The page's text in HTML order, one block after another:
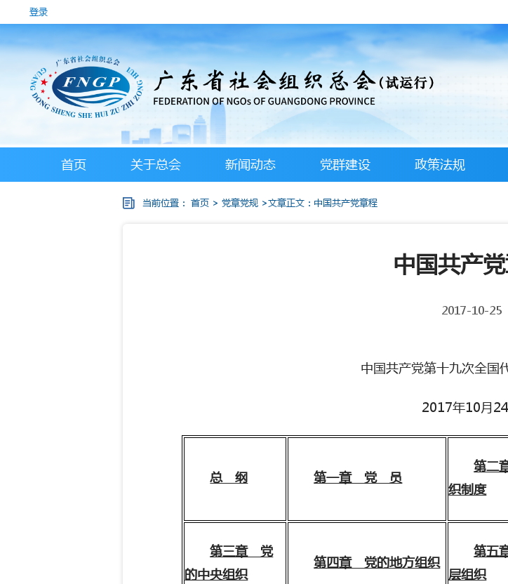
登录
首页 关于总会 新闻动态 党群建设 政策法规
当前位置：首页 >党章党规 >文章正文：中国共产党章程
中国共产
2017-10-25
中国共产党第十九次全国
2017年10月
总 纲 第一章 党 员
第二
织制度
第三章 党
的中央组织
第四章 党的地方组织
第五
层组织